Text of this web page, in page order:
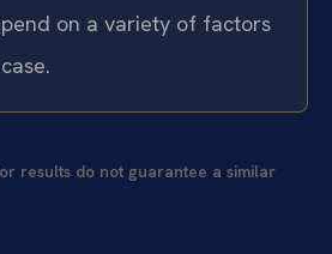
on a variety of factors
results do not guarantee a similar